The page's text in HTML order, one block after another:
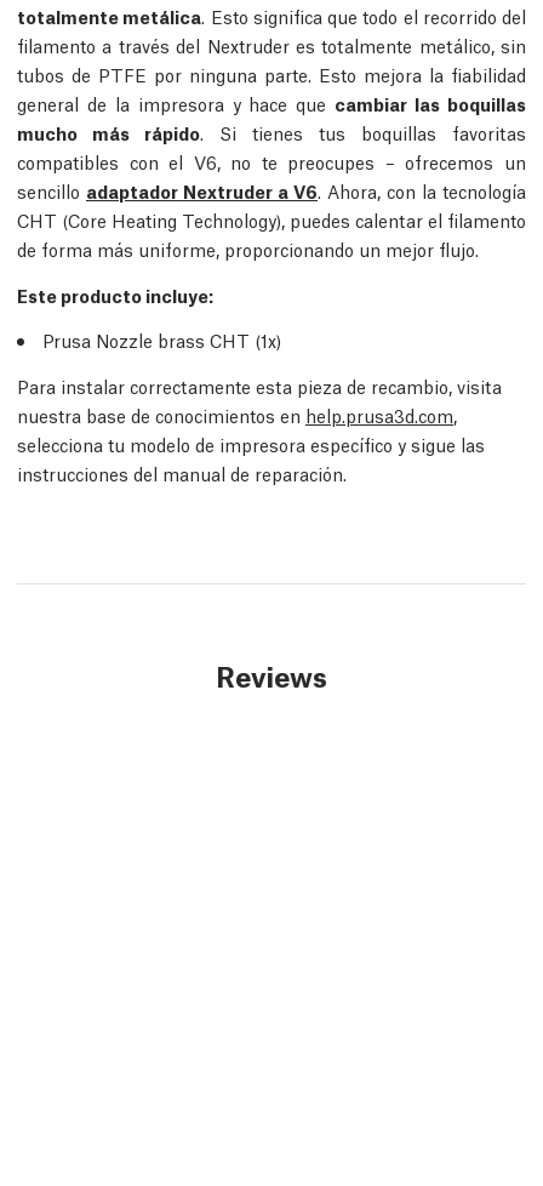
totalmente metálica. Esto significa que todo el recorrido del
filamento a través del Nextruder es totalmente metálico, sin
tubos de PTFE por ninguna parte. Esto mejora la fiabilidad
general de la impresora y hace que cambiar las boquillas
mucho más rápido. Si tienes tus boquillas favoritas
compatibles con el V6, no te preocupes – ofrecemos un
sencillo adaptador Nextruder a V6. Ahora, con la tecnología
CHT (Core Heating Technology), puedes calentar el filamento
de forma más uniforme, proporcionando un mejor flujo.
Este producto incluye:
Prusa Nozzle brass CHT (1x)
Para instalar correctamente esta pieza de recambio, visita
nuestra base de conocimientos en help.prusa3d.com,
selecciona tu modelo de impresora específico y sigue las
instrucciones del manual de reparación.
Reviews